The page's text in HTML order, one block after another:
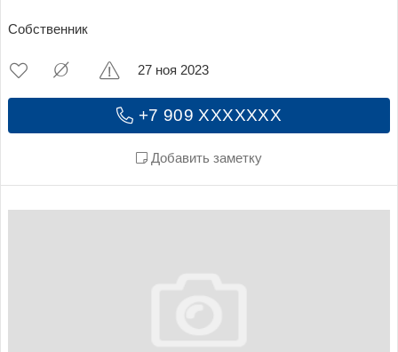
Собственник
+7 909 XXXXXXX
Добавить заметку
27 ноя 2023